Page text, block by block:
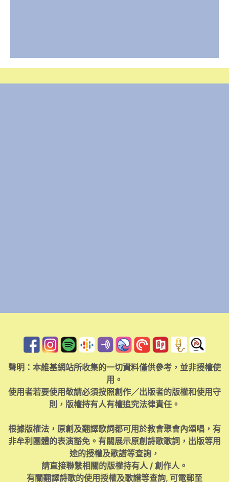
聲明：本維基網站所收集的一切資料僅供參考，並非授權使
用。
使用者若要使用敬請必須按照創作／出版者的版權和使用守
則，版權持有人有權追究法律責任。
根據版權法，原創及翻譯歌詞都可用於教會聚會內頌唱，有
非牟利團體的表演豁免。有關展示原創詩歌歌詞，出版等用
途的授權及歌譜等查詢，
請直接聯繫相關的版權持有人 / 創作人。
有關翻譯詩歌的使用授權及歌譜等查詢, 可電郵至